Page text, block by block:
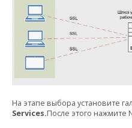
На этапе выбора установите
Services.После этого нажмите